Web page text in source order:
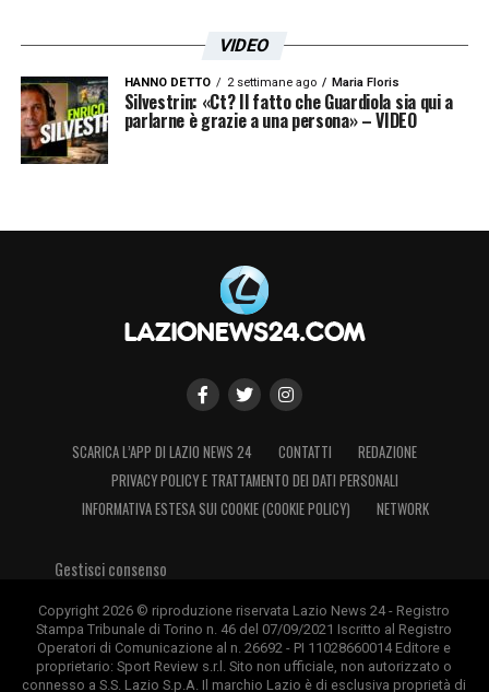
VIDEO
HANNO DETTO 2 settimane ago Maria Floris
Silvestrin: «Ct? Il fatto che Guardiola sia qui a
parlarne è grazie a una persona» – VIDEO
SCARICA L’APP DI LAZIO NEWS 24 CONTATTI
REDAZIONE
PRIVACY POLICY E TRATTAMENTO DEI DATI PERSONALI
INFORMATIVA ESTESA SUI COOKIE (COOKIE POLICY)
NETWORK
Gestisci consenso
Copyright 2026 © riproduzione riservata Lazio News 24 - Registro
Stampa Tribunale di Torino n. 46 del 07/09/2021 Iscritto al Registro
Operatori di Comunicazione al n. 26692 - PI 11028660014 Editore e
proprietario: Sport Review s.r.l. Sito non ufficiale, non autorizzato o
connesso a S.S. Lazio S.p.A. Il marchio Lazio è di esclusiva proprietà di